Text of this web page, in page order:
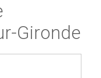
Gironde